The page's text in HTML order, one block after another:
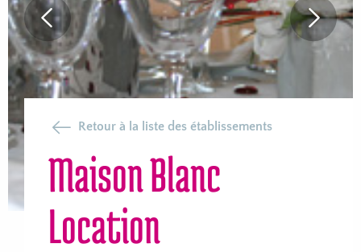
Previous
Slide
Next
Slide
Retour à la liste des établissements
Maison Blanc
Location